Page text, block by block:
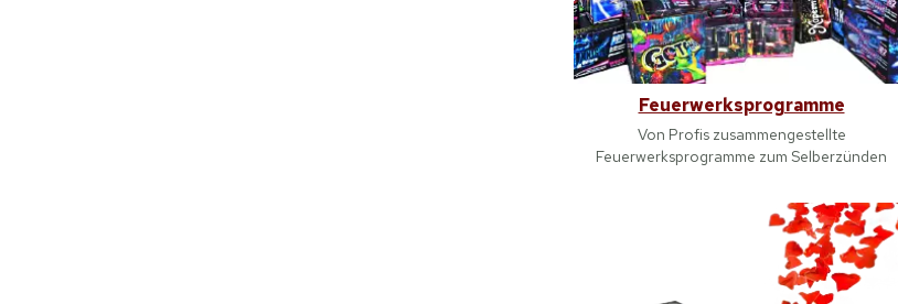
Feuerwerksprogramme
Von Profis zusammengestellte
Feuerwerksprogramme zum Selberzünden